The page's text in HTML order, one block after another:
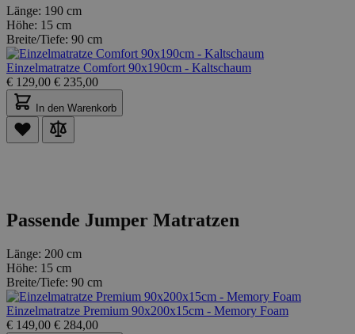
Länge: 190 cm
Höhe: 15 cm
Breite/Tiefe: 90 cm
Einzelmatratze Comfort 90x190cm - Kaltschaum
€ 129,00 € 235,00
In den Warenkorb
Passende Jumper Matratzen
Länge: 200 cm
Höhe: 15 cm
Breite/Tiefe: 90 cm
Einzelmatratze Premium 90x200x15cm - Memory Foam
€ 149,00 € 284,00